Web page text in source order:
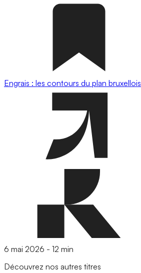
Engrais : les contours du plan bruxellois
6 mai 2026 - 12 min
Découvrez nos autres titres